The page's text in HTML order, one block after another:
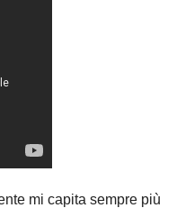
mi capita sempre più